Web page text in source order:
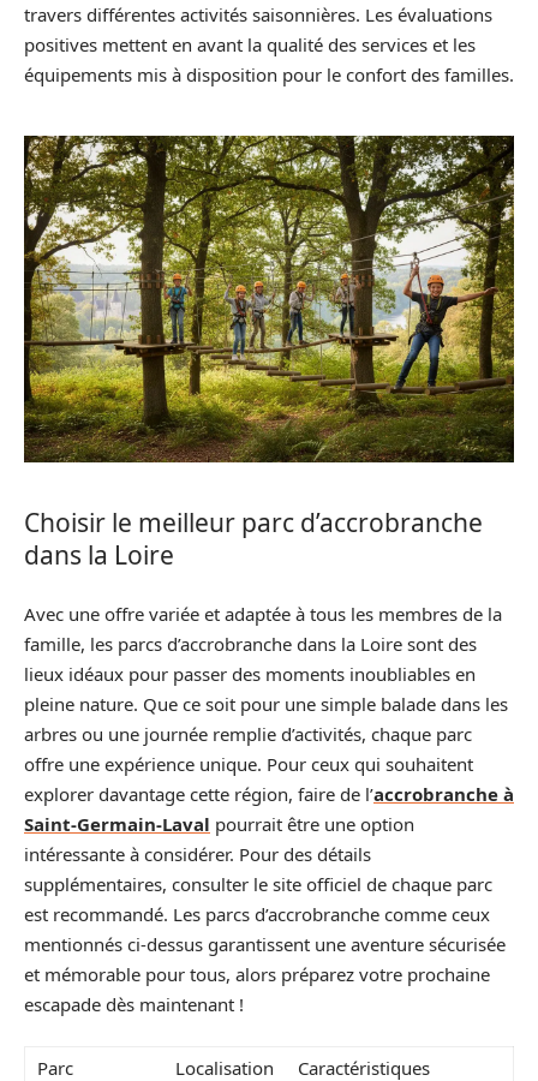
travers différentes activités saisonnières. Les évaluations
positives mettent en avant la qualité des services et les
équipements mis à disposition pour le confort des familles.
Choisir le meilleur parc d’accrobranche
dans la Loire
Avec une offre variée et adaptée à tous les membres de la
famille, les parcs d’accrobranche dans la Loire sont des
lieux idéaux pour passer des moments inoubliables en
pleine nature. Que ce soit pour une simple balade dans les
arbres ou une journée remplie d’activités, chaque parc
offre une expérience unique. Pour ceux qui souhaitent
explorer davantage cette région, faire de l’accrobranche à
Saint-Germain-Laval pourrait être une option
intéressante à considérer. Pour des détails
supplémentaires, consulter le site officiel de chaque parc
est recommandé. Les parcs d’accrobranche comme ceux
mentionnés ci-dessus garantissent une aventure sécurisée
et mémorable pour tous, alors préparez votre prochaine
escapade dès maintenant !
Parc Localisation
Caractéristiques